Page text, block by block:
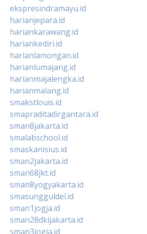
ekspresindramayu.id
harianjepara.id
hariankarawang.id
hariankediri.id
harianlamongan.id
harianlumajang.id
harianmajalengka.id
harianmalang.id
smakstlouis.id
smapraditadirgantara.id
sman8jakarta.id
smalabschool.id
smaskanisius.id
sman2jakarta.id
sman68jkt.id
sman8yogyakarta.id
smasungguldel.id
sman1jogja.id
sman28dkijakarta.id
sman3jogja.id